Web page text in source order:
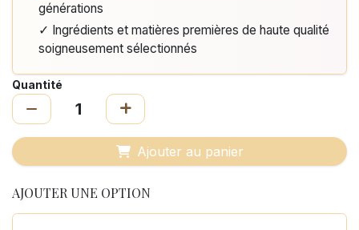
générations
✓ Ingrédients et matières premières de haute qualité
soigneusement sélectionnés
Quantité
Ajouter au panier
AJOUTER UNE OPTION